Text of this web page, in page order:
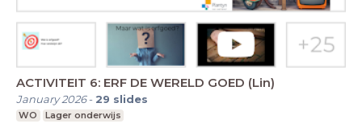
ACTIVITEIT 6: ERF DE WERELD GOED (Lin)
January 2026- 29 slides
WO Lager onderwijs